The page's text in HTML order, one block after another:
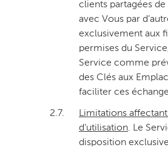
clients partagées
avec Vous par
exclusivement aux
permises du
Service comme
des Clés aux
faciliter ces
2.7.
Limitations
d’utilisation. Le
disposition